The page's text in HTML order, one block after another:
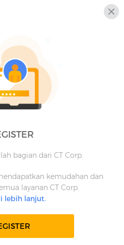
bagian dari CT Corp.
kemudahan dan
layanan CT Corp.
lebih lanjut.